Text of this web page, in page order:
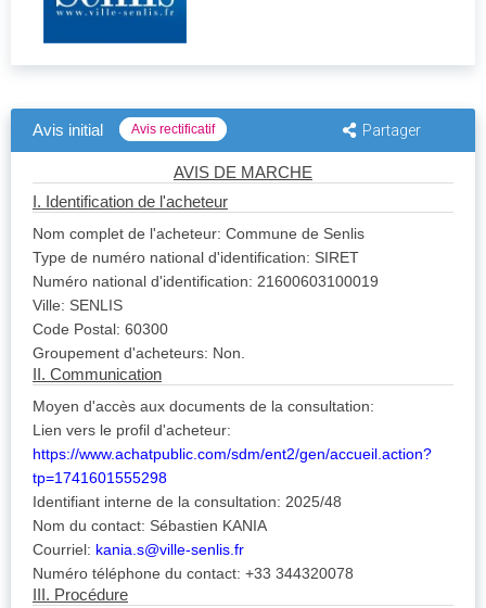
Avis initial Avis rectificatif Partager
AVIS DE MARCHE
I. Identification de l'acheteur
Nom complet de l'acheteur: Commune de Senlis
Type de numéro national d'identification: SIRET
Numéro national d'identification: 21600603100019
Ville: SENLIS
Code Postal: 60300
Groupement d'acheteurs: Non.
II. Communication
Moyen d'accès aux documents de la consultation:
Lien vers le profil d'acheteur:
https://www.achatpublic.com/sdm/ent2/gen/accueil.action?
tp=1741601555298
Identifiant interne de la consultation: 2025/48
Nom du contact: Sébastien KANIA
Courriel: kania.s@ville-senlis.fr
Numéro téléphone du contact: +33 344320078
III. Procédure